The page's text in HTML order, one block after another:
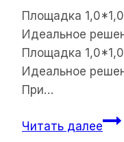
Площадка
Идеальное
Площадка
Идеальное
При…
Читать далее